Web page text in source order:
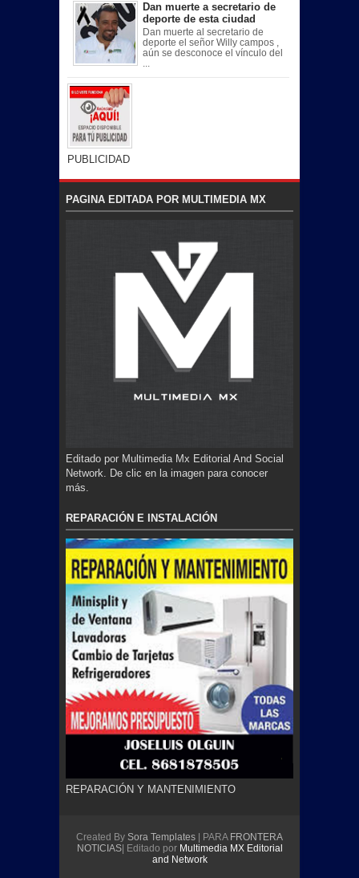
Dan muerte a secretario de
deporte de esta ciudad
Dan muerte al secretario de
deporte el señor Willy campos ,
aún se desconoce el vínculo del
PUBLICIDAD
PAGINA EDITADA POR MULTIMEDIA MX
Editado por Multimedia Mx Editorial And Social
Network. De clic en la imagen para conocer
más.
REPARACIÓN E INSTALACIÓN
REPARACIÓN Y MANTENIMIENTO
Created By Sora Templates | PARA FRONTERA
NOTICIAS| Editado por Multimedia MX Editorial
and Network